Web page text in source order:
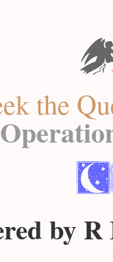
the
by